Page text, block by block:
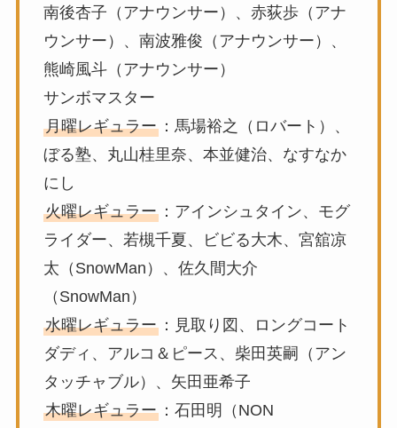
南後杏子（アナウンサー）、赤荻歩（アナ
ウンサー）、南波雅俊（アナウンサー）、
熊崎風斗（アナウンサー）
サンボマスター
月曜レギュラー：馬場裕之（ロバート）、
ぼる塾、丸山桂里奈、本並健治、なすなか
にし
火曜レギュラー：アインシュタイン、モグ
ライダー、若槻千夏、ビビる大木、宮舘凉
太（SnowMan）、佐久間大介
（SnowMan）
水曜レギュラー：見取り図、ロングコート
ダディ、アルコ＆ピース、柴田英嗣（アン
タッチャブル）、矢田亜希子
木曜レギュラー：石田明（NON